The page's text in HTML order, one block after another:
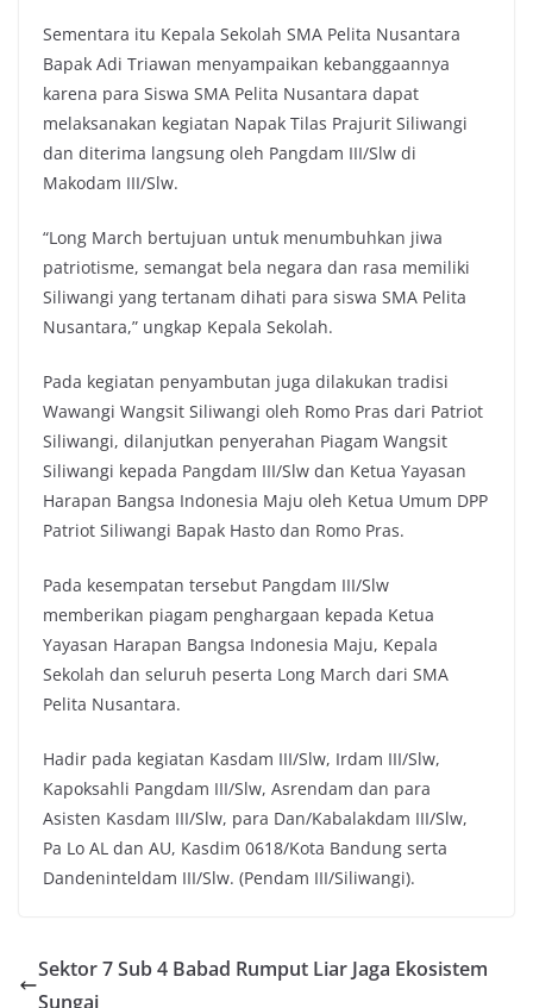
Sementara itu Kepala Sekolah SMA Pelita Nusantara
Bapak Adi Triawan menyampaikan kebanggaannya
karena para Siswa SMA Pelita Nusantara dapat
melaksanakan kegiatan Napak Tilas Prajurit Siliwangi
dan diterima langsung oleh Pangdam III/Slw di
Makodam III/Slw.
“Long March bertujuan untuk menumbuhkan jiwa
patriotisme, semangat bela negara dan rasa memiliki
Siliwangi yang tertanam dihati para siswa SMA Pelita
Nusantara,” ungkap Kepala Sekolah.
Pada kegiatan penyambutan juga dilakukan tradisi
Wawangi Wangsit Siliwangi oleh Romo Pras dari Patriot
Siliwangi, dilanjutkan penyerahan Piagam Wangsit
Siliwangi kepada Pangdam III/Slw dan Ketua Yayasan
Harapan Bangsa Indonesia Maju oleh Ketua Umum DPP
Patriot Siliwangi Bapak Hasto dan Romo Pras.
Pada kesempatan tersebut Pangdam III/Slw
memberikan piagam penghargaan kepada Ketua
Yayasan Harapan Bangsa Indonesia Maju, Kepala
Sekolah dan seluruh peserta Long March dari SMA
Pelita Nusantara.
Hadir pada kegiatan Kasdam III/Slw, Irdam III/Slw,
Kapoksahli Pangdam III/Slw, Asrendam dan para
Asisten Kasdam III/Slw, para Dan/Kabalakdam III/Slw,
Pa Lo AL dan AU, Kasdim 0618/Kota Bandung serta
Dandeninteldam III/Slw. (Pendam III/Siliwangi).
Sektor 7 Sub 4 Babad Rumput Liar Jaga Ekosistem
Sungai